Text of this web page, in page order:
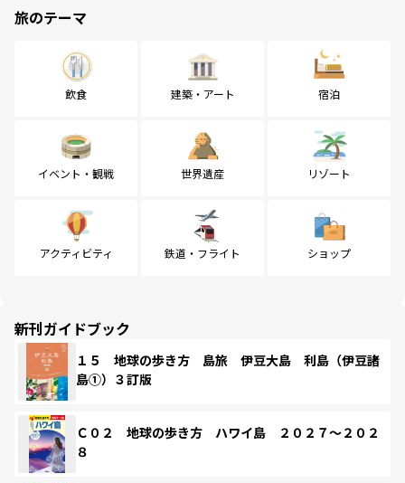
旅のテーマ
飲食 建築・アート 宿泊
イベント・観戦 世界遺産 リゾート
アクティビティ 鉄道・フライト ショップ
新刊ガイドブック
１５ 地球の歩き方 島旅 伊豆大島 利島（伊豆諸
島①）３訂版
Ｃ０２ 地球の歩き方 ハワイ島 ２０２７～２０２
８